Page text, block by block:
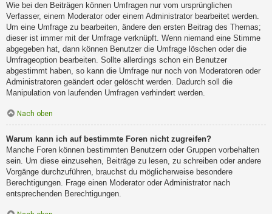
Wie bei den Beiträgen können Umfragen nur vom ursprünglichen
Verfasser, einem Moderator oder einem Administrator bearbeitet werden.
Um eine Umfrage zu bearbeiten, ändere den ersten Beitrag des Themas;
dieser ist immer mit der Umfrage verknüpft. Wenn niemand eine Stimme
abgegeben hat, dann können Benutzer die Umfrage löschen oder die
Umfrageoption bearbeiten. Sollte allerdings schon ein Benutzer
abgestimmt haben, so kann die Umfrage nur noch von Moderatoren oder
Administratoren geändert oder gelöscht werden. Dadurch soll die
Manipulation von laufenden Umfragen verhindert werden.
Nach oben
Warum kann ich auf bestimmte Foren nicht zugreifen?
Manche Foren können bestimmten Benutzern oder Gruppen vorbehalten
sein. Um diese einzusehen, Beiträge zu lesen, zu schreiben oder andere
Vorgänge durchzuführen, brauchst du möglicherweise besondere
Berechtigungen. Frage einen Moderator oder Administrator nach
entsprechenden Berechtigungen.